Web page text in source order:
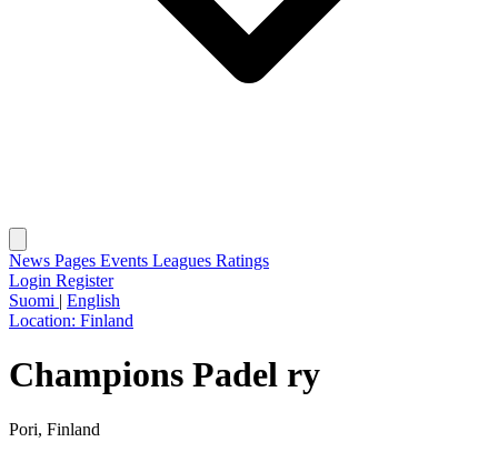
News Pages Events Leagues Ratings
Login Register
Suomi | English
Location: Finland
Champions Padel ry
Pori, Finland